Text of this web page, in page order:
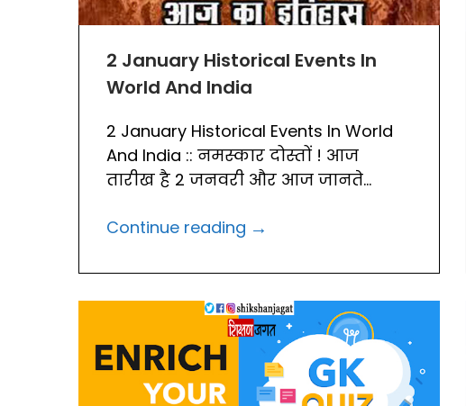
2 January Historical Events In
World And India
2 January Historical Events In World
And India :: नमस्कार दोस्तों ! आज
तारीख है 2 जनवरी और आज जानते...
Continue reading →